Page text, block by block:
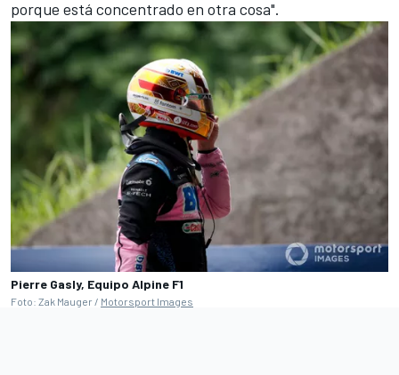
porque está concentrado en otra cosa".
Pierre Gasly, Equipo Alpine F1
Foto: Zak Mauger / Motorsport Images